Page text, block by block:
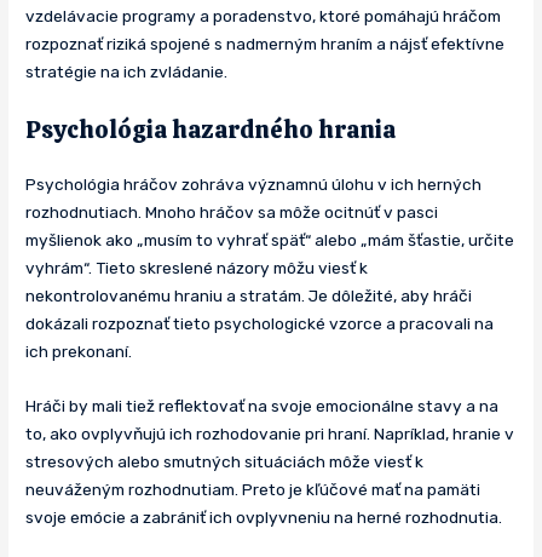
vzdelávacie programy a poradenstvo, ktoré pomáhajú hráčom
rozpoznať riziká spojené s nadmerným hraním a nájsť efektívne
stratégie na ich zvládanie.
Psychológia hazardného hrania
Psychológia hráčov zohráva významnú úlohu v ich herných
rozhodnutiach. Mnoho hráčov sa môže ocitnúť v pasci
myšlienok ako „musím to vyhrať späť“ alebo „mám šťastie, určite
vyhrám“. Tieto skreslené názory môžu viesť k
nekontrolovanému hraniu a stratám. Je dôležité, aby hráči
dokázali rozpoznať tieto psychologické vzorce a pracovali na
ich prekonaní.
Hráči by mali tiež reflektovať na svoje emocionálne stavy a na
to, ako ovplyvňujú ich rozhodovanie pri hraní. Napríklad, hranie v
stresových alebo smutných situáciách môže viesť k
neuváženým rozhodnutiam. Preto je kľúčové mať na pamäti
svoje emócie a zabrániť ich ovplyvneniu na herné rozhodnutia.